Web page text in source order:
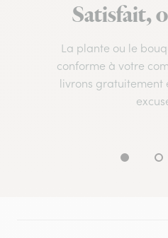
Satisfait,
La plante ou le
conforme à votre
livrons gratuitement